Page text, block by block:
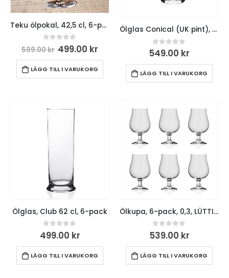
Teku ölpokal, 42,5 cl, 6-pack
out of 5
599.00kr 499.00 kr
LÄGG TILL I VARUKORG
Ölglas Conical (UK pint), 6-pack, 56,8 cl
0 out of 5
549.00 kr
LÄGG TILL I VARUKORG
Ölglas, Club 62 cl, 6-pack
0out of 5
499.00 kr
LÄGG TILL I VARUKORG
Ölkupa, 6-pack, 0,3, LÜTTICH ölprovarglas
0out of 5
539.00 kr
LÄGG TILL I VARUKORG